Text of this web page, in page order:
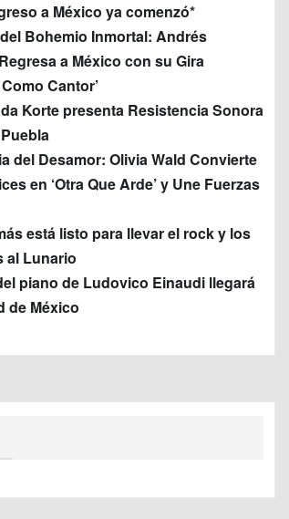
a México ya comenzó*
Bohemio Inmortal: Andrés
a México con su Gira
Cantor’
Korte presenta Resistencia Sonora
del Desamor: Olivia Wald Convierte
en ‘Otra Que Arde’ y Une Fuerzas
está listo para llevar el rock y los
al Lunario
piano de Ludovico Einaudi llegará
de México